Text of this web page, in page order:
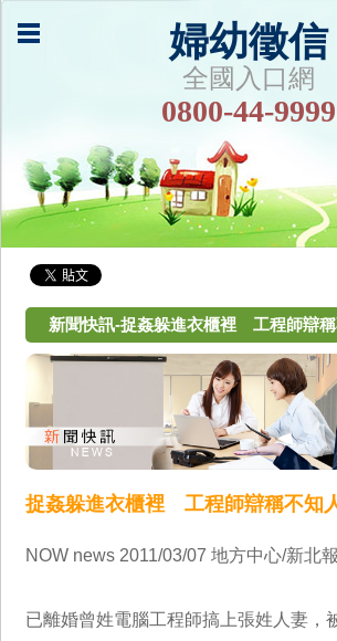
婦幼徵信
全國入口網
0800-44-9999
新聞快訊-捉姦躲進衣櫃裡 工程師辯
捉姦躲進衣櫃裡 工程師辯稱不知
NOW news 2011/03/07 地方中心/新北
已離婚曾姓電腦工程師搞上張姓人妻，